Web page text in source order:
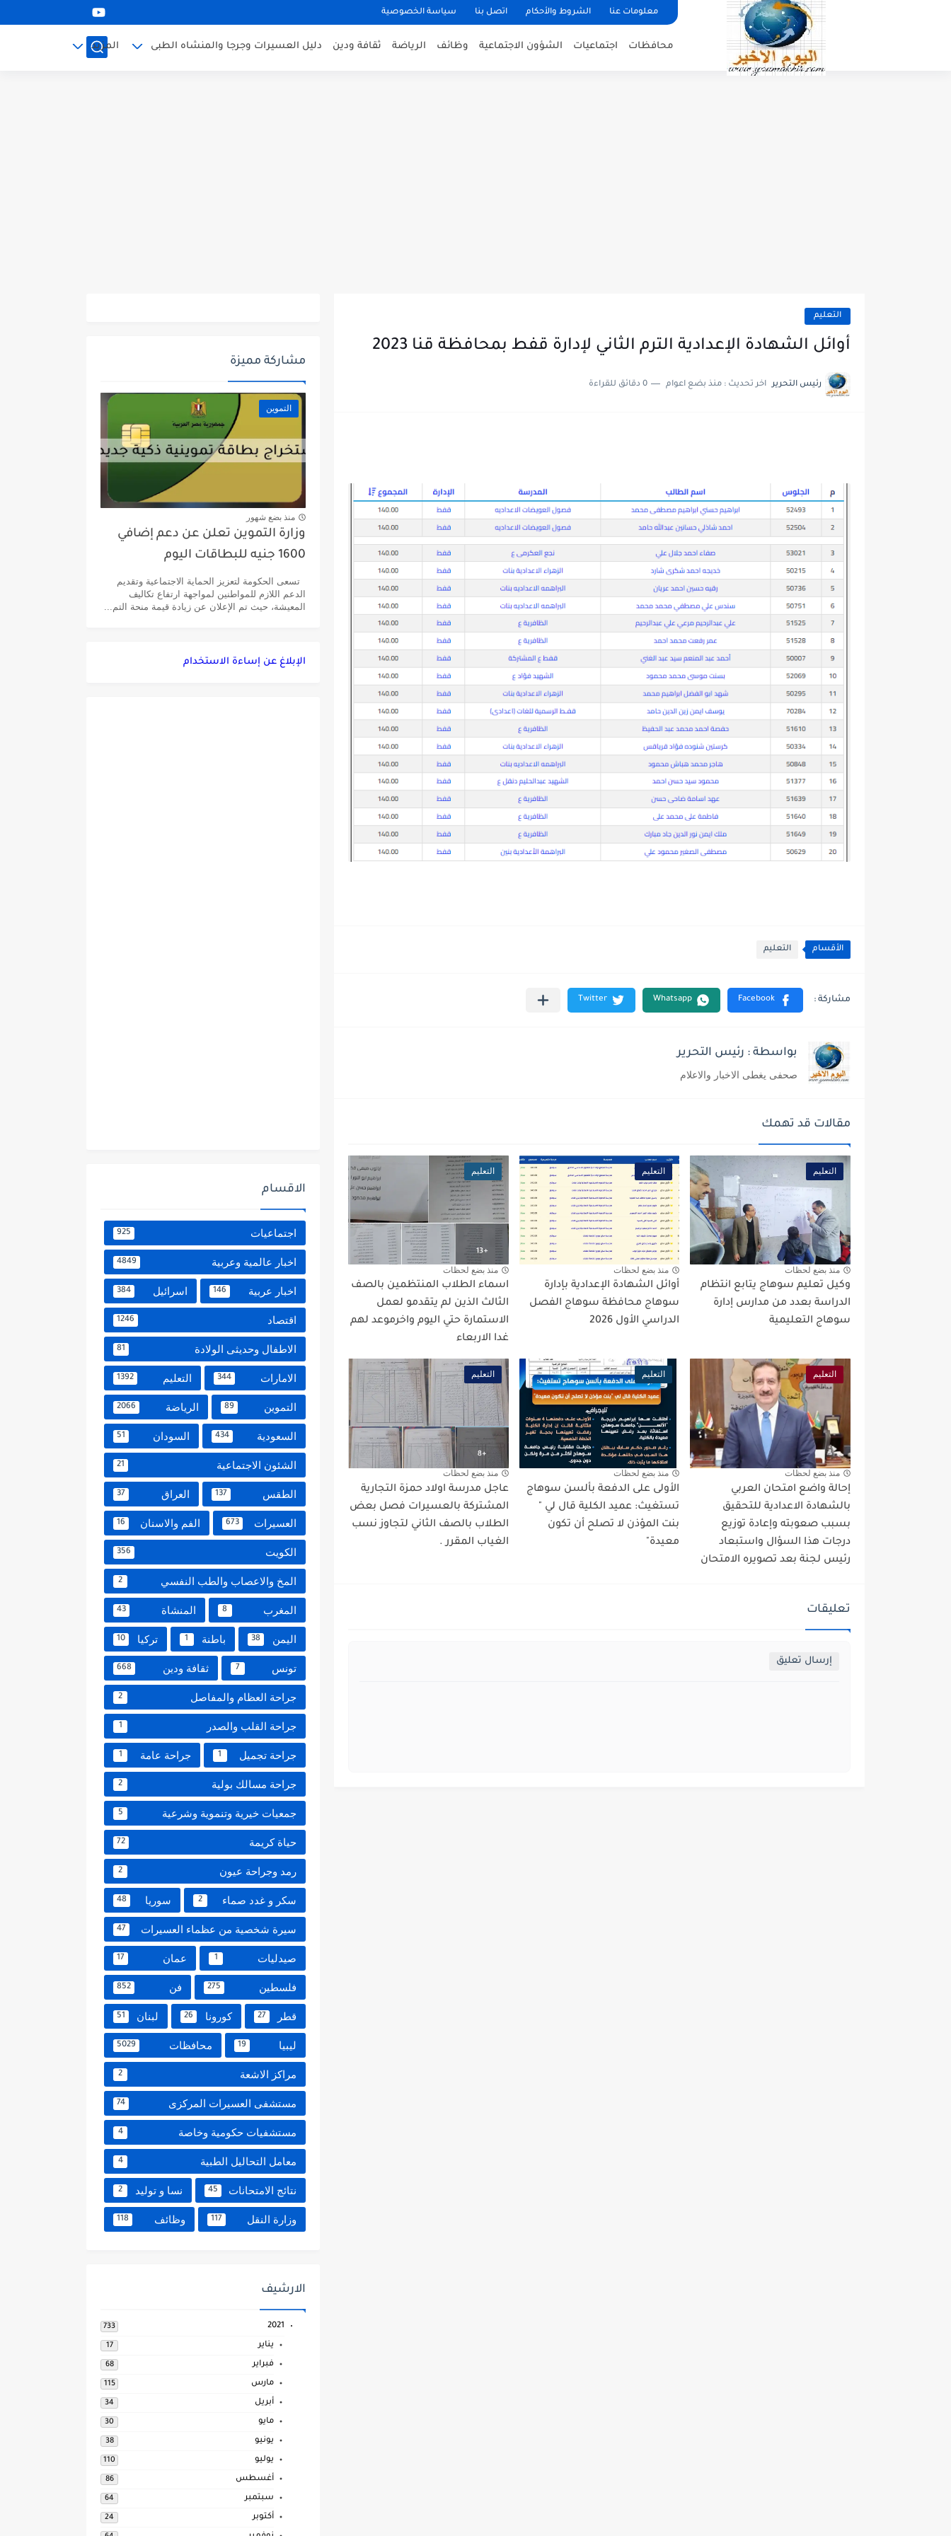
معلومات عنا الشروط والأحكام اتصل بنا سياسة الخصوصية
محافظات اجتماعيات الشؤون الاجتماعية وظائف الرياضة ثقافة ودين دليل العسيرات وجرجا والمنشاه الطبى المزيد
التعليم
أوائل الشهادة الإعدادية الترم الثاني لإدارة قفط بمحافظة قنا 2023
رئيس التحرير اخر تحديث : منذ بضع اعوام 0 دقائق للقراءة
الأقسام التعليم
بواسطة : رئيس التحرير
صحفى يغطى الاخبار والاعلام
مقالات قد تهمك
التعليم
منذ بضع لحظات
وكيل تعليم سوهاج يتابع انتظام
الدراسة بعدد من مدارس إدارة
سوهاج التعليمية
التعليم
منذ بضع لحظات
أوائل الشهادة الإعدادية بإدارة
سوهاج محافظة سوهاج الفصل
الدراسي الأول 2026
التعليم
منذ بضع لحظات
اسماء الطلاب المنتظمين بالصف
الثالث الذين لم يتقدمو لعمل
الاستمارة حتي اليوم واخرموعد لهم
غدا الاربعاء
التعليم
منذ بضع لحظات
إحالة واضع امتحان العربي
بالشهادة الاعدادية للتحقيق
بسبب صعوبته وإعادة توزيع
درجات هذا السؤال واستبعاد
رئيس لجنة بعد تصويره الامتحان
التعليم
منذ بضع لحظات
الأولى على الدفعة بألسن سوهاج
تستغيث: عميد الكلية قال لي "
بنت المؤذن لا تصلح أن تكون
معيدة"
التعليم
منذ بضع لحظات
عاجل مدرسة اولاد حمزة التجارية
المشتركة بالعسيرات فصل بعض
الطلاب بالصف الثاني لتجاوز نسب
الغياب المقرر .
تعليقات
إرسال تعليق
مشاركة مميزة
التموين
منذ بضع شهور
وزارة التموين تعلن عن دعم إضافي
1600 جنيه للبطاقات اليوم
تسعى الحكومة لتعزيز الحماية الاجتماعية وتقديم
الدعم اللازم للمواطنين لمواجهة ارتفاع تكاليف
المعيشة، حيث تم الإعلان عن زيادة قيمة منحة التم...
الإبلاغ عن إساءة الاستخدام
الاقسام
اجتماعيات 925
اخبار عالمية وعربية 4849
اخبار عربية 146 اسرائيل 384
اقتصاد 1246
الاطفال وحديثى الولادة 81
الامارات 344 التعليم 1392
التموين 89 الرياضة 2066
السعودية 434 السودان 51
الشئون الاجتماعية 21
الطقس 137 العراق 37
العسيرات 673 الفم والاسنان 16
الكويت 356
المخ والاعصاب والطب النفسي 2
المغرب 8 المنشاة 43
اليمن 38 باطنة 1 تركيا 10
تونس 7 ثقافة ودين 668
جراحة العظام والمفاصل 2
جراحة القلب والصدر 1
جراحة تجميل 1 جراحة عامة 1
جراحة مسالك بولية 2
جمعيات خيرية وتنموية وشرعية 5
حياة كريمة 72
رمد وجراحة عيون 2
سكر و غدد صماء 2 سوريا 48
سيرة شخصية من عظماء العسيرات 47
صيدليات 1 عمان 17
فلسطين 275 فن 852
قطر 27 كورونا 26 لبنان 51
ليبيا 19 محافظات 5029
مراكز الاشعة 2
مستشفى العسيرات المركزى 74
مستشفيات حكومية وخاصة 4
معامل التحاليل الطبية 4
نتائج الامتحانات 45 نسا و توليد 2
وزارة النقل 117 وظائف 118
الارشيف
2021
733
يناير 17
فبراير 68
مارس 115
أبريل 34
مايو 30
يونيو 38
يوليو 110
أغسطس 86
سبتمبر 64
أكتوبر 24